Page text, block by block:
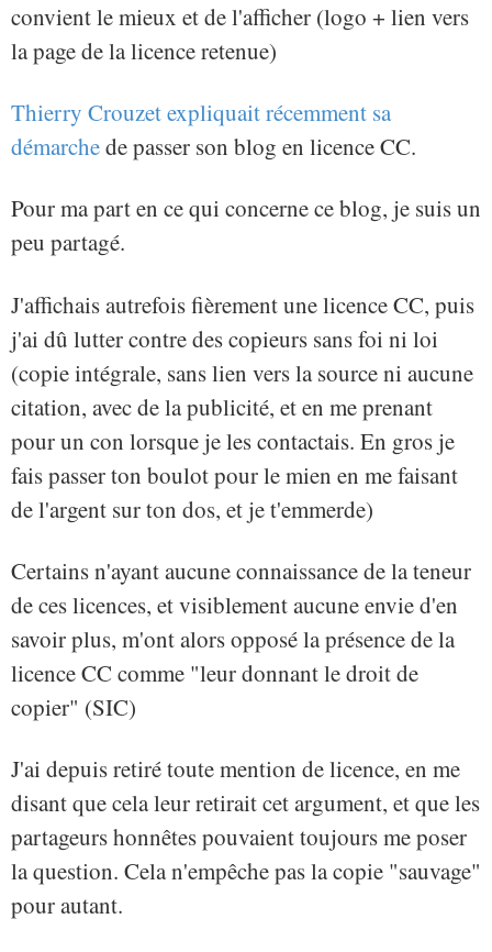
convient le mieux et de l'afficher (logo + lien vers
la page de la licence retenue)
Thierry Crouzet expliquait récemment sa
démarchede passer son blog en licence CC.
Pour ma part en ce qui concerne ce blog, je suis un
peu partagé.
J'affichais autrefois fièrement une licence CC, puis
j'ai dû lutter contre des copieurs sans foi ni loi
(copie intégrale, sans lien vers la source ni aucune
citation, avec de la publicité, et en me prenant
pour un con lorsque je les contactais. En gros je
fais passer ton boulot pour le mien en me faisant
de l'argent sur ton dos, et je t'emmerde)
Certains n'ayant aucune connaissance de la teneur
de ces licences, et visiblement aucune envie d'en
savoir plus, m'ont alors opposé la présence de la
licence CC comme "leur donnant le droit de
copier" (SIC)
J'ai depuis retiré toute mention de licence, en me
disant que cela leur retirait cet argument, et que les
partageurs honnêtes pouvaient toujours me poser
la question. Cela n'empêche pas la copie "sauvage"
pour autant.